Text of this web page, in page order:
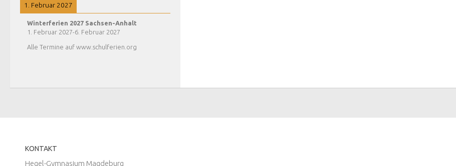
1. Februar 2027
Winterferien 2027 Sachsen-Anhalt
1. Februar 2027-6. Februar 2027
Alle Termine auf www.schulferien.org
KONTAKT
Hegel-Gymnasium Magdeburg